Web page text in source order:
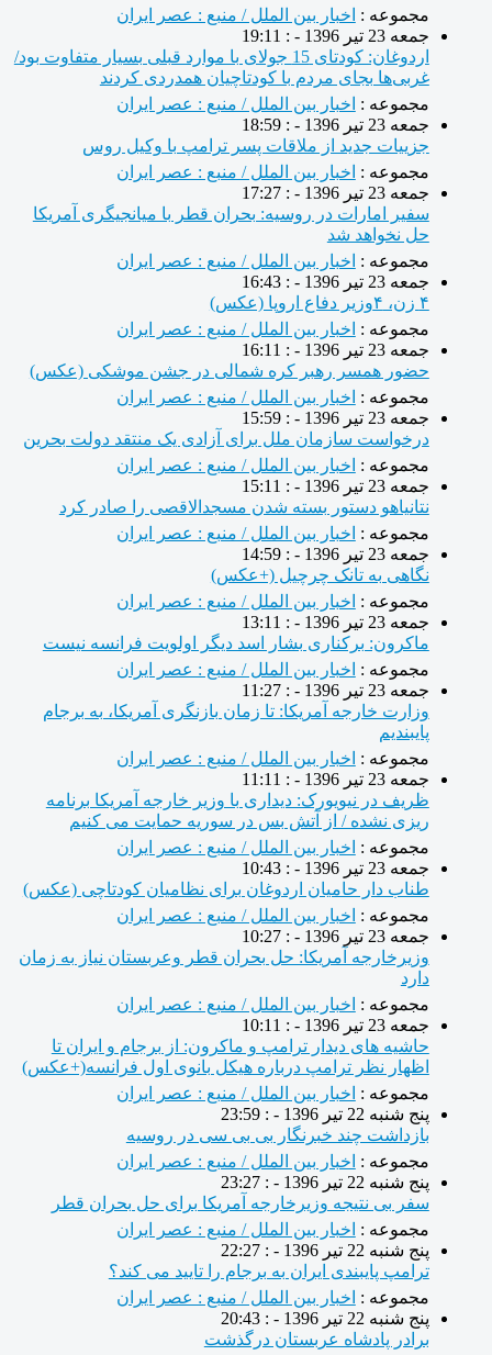
مجموعه :اخبار بین الملل / منبع : عصر ایران
جمعه 23 تیر 1396 - : 19:11
اردوغان: کودتای 15 جولای با موارد قبلی بسیار متفاوت بود/
غربی‌ها بجای مردم با کودتاچیان همدردی کردند
مجموعه :اخبار بین الملل / منبع : عصر ایران
جمعه 23 تیر 1396 - : 18:59
جزییات جدید از ملاقات پسر ترامپ با وکیل روس
مجموعه :اخبار بین الملل / منبع : عصر ایران
جمعه 23 تیر 1396 - : 17:27
سفیر امارات در روسیه: بحران قطر با میانجیگری آمریکا
حل نخواهد شد
مجموعه :اخبار بین الملل / منبع : عصر ایران
جمعه 23 تیر 1396 - : 16:43
مجموعه :اخبار بین الملل / منبع : عصر ایران
جمعه 23 تیر 1396 - : 16:11
حضور همسر رهبر کره شمالی در جشن موشکى (عکس)
مجموعه :اخبار بین الملل / منبع : عصر ایران
جمعه 23 تیر 1396 - : 15:59
درخواست سازمان ملل برای آزادی یک منتقد دولت بحرین
مجموعه :اخبار بین الملل / منبع : عصر ایران
جمعه 23 تیر 1396 - : 15:11
نتانیاهو دستور بسته شدن مسجدالاقصی را صادر کرد
مجموعه :اخبار بین الملل / منبع : عصر ایران
جمعه 23 تیر 1396 - : 14:59
نگاهی به تانک چرچیل (+عکس)
مجموعه :اخبار بین الملل / منبع : عصر ایران
جمعه 23 تیر 1396 - : 13:11
ماکرون: برکناری بشار اسد دیگر اولویت فرانسه نیست
مجموعه :اخبار بین الملل / منبع : عصر ایران
جمعه 23 تیر 1396 - : 11:27
وزارت خارجه آمریکا: تا زمان بازنگری آمریکا، به برجام
پایبندیم
مجموعه :اخبار بین الملل / منبع : عصر ایران
جمعه 23 تیر 1396 - : 11:11
ظریف در نیویورک: دیداری با وزیر خارجه آمریکا برنامه
ریزی نشده / از آتش بس در سوریه حمایت می کنیم
مجموعه :اخبار بین الملل / منبع : عصر ایران
جمعه 23 تیر 1396 - : 10:43
طناب دار حامیان اردوغان برای نظامیان کودتاچی (عکس)
مجموعه :اخبار بین الملل / منبع : عصر ایران
جمعه 23 تیر 1396 - : 10:27
وزیرخارجه آمریکا: حل بحران قطر وعربستان نیاز به زمان
مجموعه :اخبار بین الملل / منبع : عصر ایران
جمعه 23 تیر 1396 - : 10:11
حاشیه های دیدار ترامپ و ماکرون: از برجام و ایران تا
اظهار نظر ترامپ درباره هیکل بانوی اول فرانسه(+عکس)
مجموعه :اخبار بین الملل / منبع : عصر ایران
پنج شنبه 22 تیر 1396 - : 23:59
بازداشت چند خبرنگار بی بی سی در روسیه
مجموعه :اخبار بین الملل / منبع : عصر ایران
پنج شنبه 22 تیر 1396 - : 23:27
سفر بی نتیجه وزیرخارجه آمریکا برای حل بحران قطر
مجموعه :اخبار بین الملل / منبع : عصر ایران
پنج شنبه 22 تیر 1396 - : 22:27
ترامپ پایبندی ایران به برجام را تایید می کند؟
مجموعه :اخبار بین الملل / منبع : عصر ایران
پنج شنبه 22 تیر 1396 - : 20:43
برادر پادشاه عربستان درگذشت